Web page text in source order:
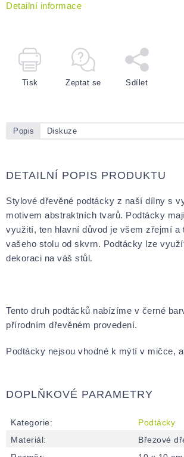
Detailní informace
Tisk Zeptat se Sdílet
Popis Diskuze
DETAILNÍ POPIS PRODUKTU
Stylové dřevěné podtácky z naší dílny s
motivem abstraktních tvarů. Podtácky
využití, ten hlavní důvod je všem zřejmí a
vašeho stolu od skvrn. Podtácky lze
dekoraci na váš stůl.
Tento druh podtácků nabízíme v černé
přírodním dřevěném provedení.
Podtácky nejsou vhodné k mýtí v mičce,
DOPLŇKOVÉ PARAMETRY
Kategorie:
Podtácky
Materiál:
Březové